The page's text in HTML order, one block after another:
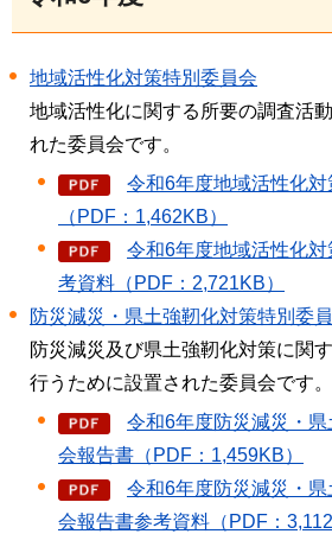
地域活性化対策特別委員会
地域活性化に関する所要の調査活
れた委員会です。
令和6年度地域活性化
（PDF：1,462KB）
令和6年度地域活性化
考資料（PDF：2,721KB）
防災減災・県土強靭化対策特別委
防災減災及び県土強靭化対策に関
行うために設置された委員会です。
令和6年度防災減災・
会報告書（PDF：1,459KB）
令和6年度防災減災・
会報告書参考資料（PDF：